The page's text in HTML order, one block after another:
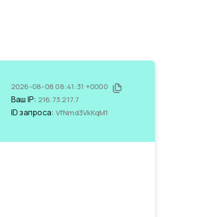
2026-08-08 08:41:31 +0000
Ваш IP: 216.73.217.7
ID запроса: VfNmd3VkKqM1